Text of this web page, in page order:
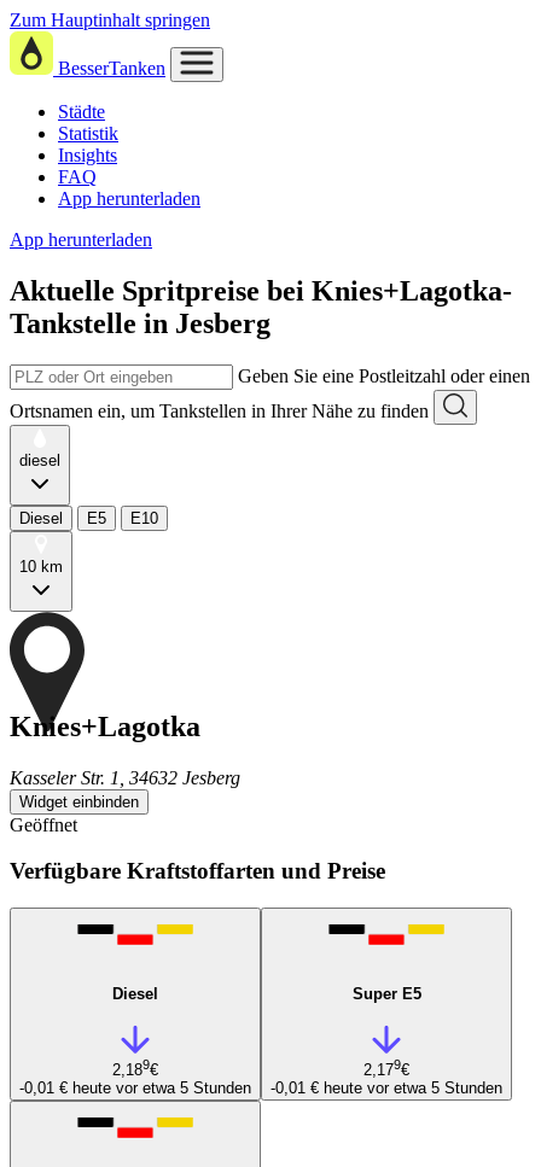
Zum Hauptinhalt springen
BesserTanken
Städte
Statistik
Insights
FAQ
App herunterladen
App herunterladen
Aktuelle Spritpreise bei Knies+Lagotka-
Tankstelle in Jesberg
Geben Sie eine Postleitzahl oder einen
Ortsnamen ein, um Tankstellen in Ihrer Nähe zu finden
diesel
Diesel E5 E10
10 km
Knies+Lagotka
Kasseler Str. 1, 34632 Jesberg
Widget einbinden
Geöffnet
Verfügbare Kraftstoffarten und Preise
Diesel
2,189€
-0,01 € heute vor etwa 5 Stunden
Super E5
2,179€
-0,01 € heute vor etwa 5 Stunden